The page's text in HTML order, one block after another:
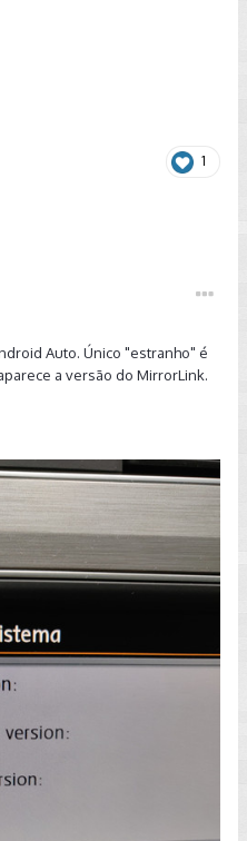
1
Auto. Único "estranho" é
a versão do MirrorLink.